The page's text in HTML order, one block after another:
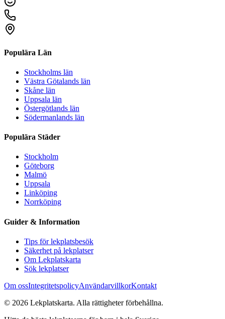
Populära Län
Stockholms län
Västra Götalands län
Skåne län
Uppsala län
Östergötlands län
Södermanlands län
Populära Städer
Stockholm
Göteborg
Malmö
Uppsala
Linköping
Norrköping
Guider & Information
Tips för lekplatsbesök
Säkerhet på lekplatser
Om Lekplatskarta
Sök lekplatser
Om ossIntegritetspolicyAnvändarvillkorKontakt
© 2026 Lekplatskarta. Alla rättigheter förbehållna.